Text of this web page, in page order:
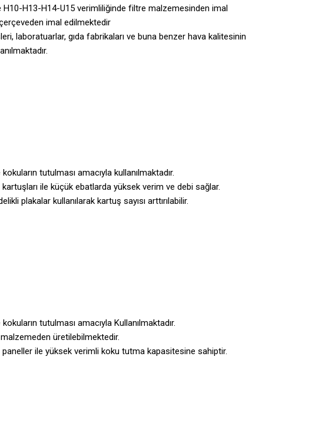
H10-H13-H14-U15 verimliliğinde filtre malzemesinden imal
imal edilmektedir
laboratuarlar, gıda fabrikaları ve buna benzer hava kalitesinin
tutulması amacıyla kullanılmaktadır.
ile küçük ebatlarda yüksek verim ve debi sağlar.
plakalar kullanılarak kartuş sayısı arttırılabilir.
tutulması amacıyla Kullanılmaktadır.
üretilebilmektedir.
ile yüksek verimli koku tutma kapasitesine sahiptir.